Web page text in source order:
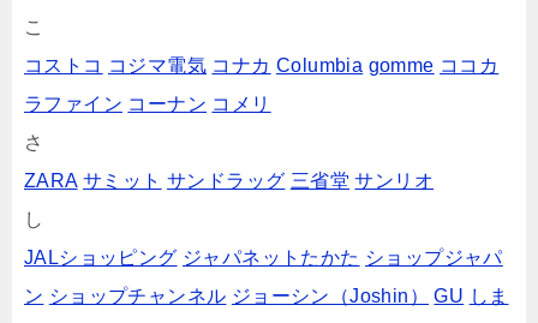
こ
コストコ コジマ電気 コナカ Columbia gomme ココカ
ラファイン コーナン コメリ
さ
ZARA サミット サンドラッグ 三省堂 サンリオ
し
JALショッピング ジャパネットたかた ショップジャパ
ン ショップチャンネル ジョーシン（Joshin） GU しま